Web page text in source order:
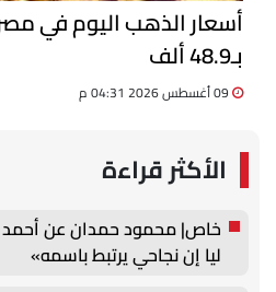
أسعار الذهب اليوم في
بـ48.9 ألف
الأكثر قراءة
خاص| محمود حمدان عن
ليا إن نجاحي يرتبط باسمه»